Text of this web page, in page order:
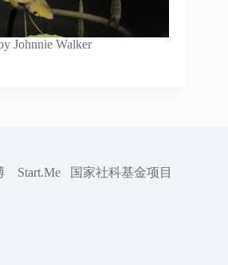
Johnnie Walker
Start.Me 国家社科基金项目